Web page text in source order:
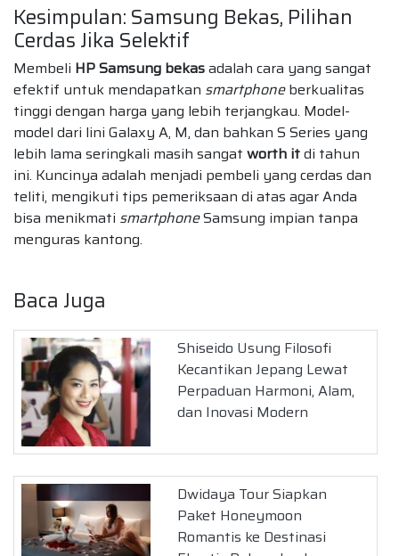
Kesimpulan: Samsung Bekas, Pilihan
Cerdas Jika Selektif
Membeli HP Samsung bekasadalah cara yang sangat
efektif untuk mendapatkan smartphoneberkualitas
tinggi dengan harga yang lebih terjangkau. Model-
model dari lini Galaxy A, M, dan bahkan S Series yang
lebih lama seringkali masih sangat worth itdi tahun
ini. Kuncinya adalah menjadi pembeli yang cerdas dan
teliti, mengikuti tips pemeriksaan di atas agar Anda
bisa menikmati smartphoneSamsung impian tanpa
menguras kantong.
Baca Juga
Shiseido Usung Filosofi
Kecantikan Jepang Lewat
Perpaduan Harmoni, Alam,
dan Inovasi Modern
Dwidaya Tour Siapkan
Paket Honeymoon
Romantis ke Destinasi